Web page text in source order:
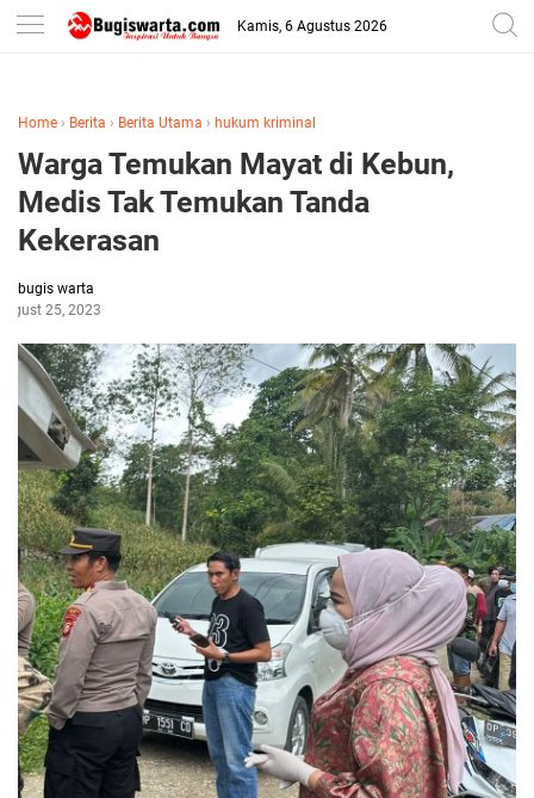
-->
Kamis, 6 Agustus 2026
Home › Berita › Berita Utama › hukum kriminal
Warga Temukan Mayat di Kebun,
Medis Tak Temukan Tanda
Kekerasan
bugis warta
25, 2023